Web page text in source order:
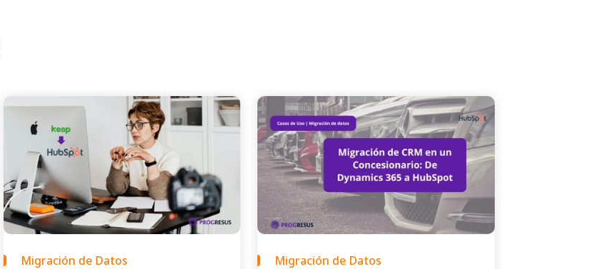
Migración de Datos
Migración de Datos